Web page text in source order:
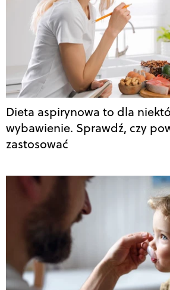
Dieta aspirynowa to dla
wybawienie. Sprawdź, czy
zastosować